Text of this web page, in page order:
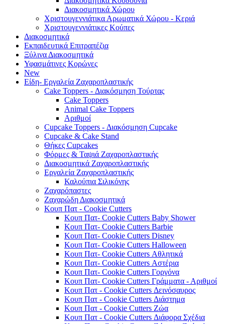
Διακοσμητικά Χώρου
Χριστουγεννιάτικα Αρωματικά Χώρου - Κεριά
Χριστουγεννιάτικες Κούπες
Διακοσμητικά
Εκπαιδευτικά Επιτραπέζια
Ξύλινα Διακοσμητικά
Υφασμάτινες Κορώνες
New
Είδη- Εργαλεία Ζαχαροπλαστικής
Cake Toppers - Διακόσμηση Τούρτας
Cake Toppers
Animal Cake Toppers
Αριθμοί
Cupcake Toppers - Διακόσμηση Cupcake
Cupcake & Cake Stand
Θήκες Cupcakes
Φόρμες & Ταψιά Ζαχαροπλαστικής
Διακοσμητικά Ζαχαροπλαστικής
Εργαλεία Ζαχαροπλαστικής
Καλούπια Σιλικόνης
Ζαχαρόπαστες
Ζαχαρώδη Διακοσμητικά
Κουπ Πατ - Cookie Cutters
Κουπ Πατ- Cookie Cutters Baby Shower
Κουπ Πατ- Cookie Cutters Barbie
Κουπ Πατ- Cookie Cutters Disney
Κουπ Πατ- Cookie Cutters Halloween
Κουπ Πατ- Cookie Cutters Αθλητικά
Κουπ Πατ- Cookie Cutters Αστέρια
Κουπ Πατ- Cookie Cutters Γοργόνα
Κουπ Πατ- Cookie Cutters Γράμματα - Αριθμοί
Κουπ Πατ - Cookie Cutters Δεινόσαυρος
Κουπ Πατ - Cookie Cutters Διάστημα
Κουπ Πατ - Cookie Cutters Ζώα
Κουπ Πατ - Cookie Cutters Διάφορα Σχέδια